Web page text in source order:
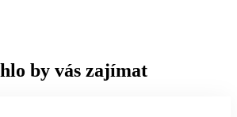
by vás zajímat